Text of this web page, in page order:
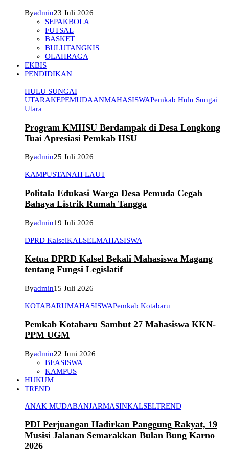
Byadmin23 Juli 2026
SEPAKBOLA
FUTSAL
BASKET
BULUTANGKIS
OLAHRAGA
EKBIS
PENDIDIKAN
HULU SUNGAI
UTARAKEPEMUDAANMAHASISWAPemkab Hulu Sungai
Utara
Program KMHSU Berdampak di Desa Longkong
Tuai Apresiasi Pemkab HSU
Byadmin25 Juli 2026
KAMPUSTANAH LAUT
Politala Edukasi Warga Desa Pemuda Cegah
Bahaya Listrik Rumah Tangga
Byadmin19 Juli 2026
DPRD KalselKALSELMAHASISWA
Ketua DPRD Kalsel Bekali Mahasiswa Magang
tentang Fungsi Legislatif
Byadmin15 Juli 2026
KOTABARUMAHASISWAPemkab Kotabaru
Pemkab Kotabaru Sambut 27 Mahasiswa KKN-
PPM UGM
Byadmin22 Juni 2026
BEASISWA
KAMPUS
HUKUM
TREND
ANAK MUDABANJARMASINKALSELTREND
PDI Perjuangan Hadirkan Panggung Rakyat, 19
Musisi Jalanan Semarakkan Bulan Bung Karno
2026